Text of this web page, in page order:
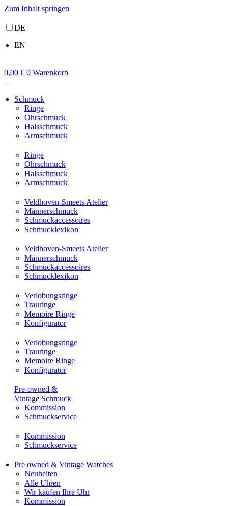
Zum Inhalt springen
DE
EN
0,00 € 0 Warenkorb
Schmuck
Ringe
Ohrschmuck
Halsschmuck
Armschmuck
Ringe
Ohrschmuck
Halsschmuck
Armschmuck
Veldhoven-Smeets Atelier
Männerschmuck
Schmuckaccessoires
Schmucklexikon
Veldhoven-Smeets Atelier
Männerschmuck
Schmuckaccessoires
Schmucklexikon
Verlobungsringe
Trauringe
Memoire Ringe
Konfigurator
Verlobungsringe
Trauringe
Memoire Ringe
Konfigurator
Pre-owned &
Vintage Schmuck
Kommission
Schmuckservice
Kommission
Schmuckservice
Pre owned & Vintage Watches
Neuheiten
Alle Uhren
Wir kaufen Ihre Uhr
Kommission